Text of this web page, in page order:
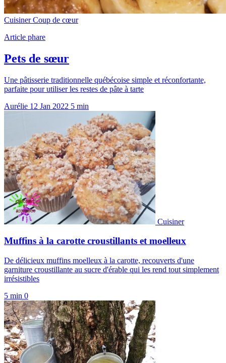
Cuisiner Coup de cœur
Article phare
Pets de sœur
Une pâtisserie traditionnelle québécoise simple et réconfortante,
parfaite pour utiliser les restes de pâte à tarte
Aurélie 12 Jan 2022 5 min
Cuisiner
Muffins à la carotte croustillants et moelleux
De délicieux muffins moelleux à la carotte, recouverts d'une
garniture croustillante au sucre d'érable qui les rend tout simplement
irrésistibles
5 min 0